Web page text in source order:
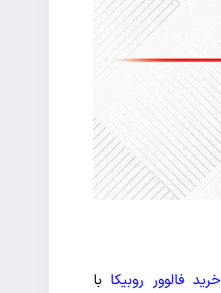
خرید فالوور روبیکا با